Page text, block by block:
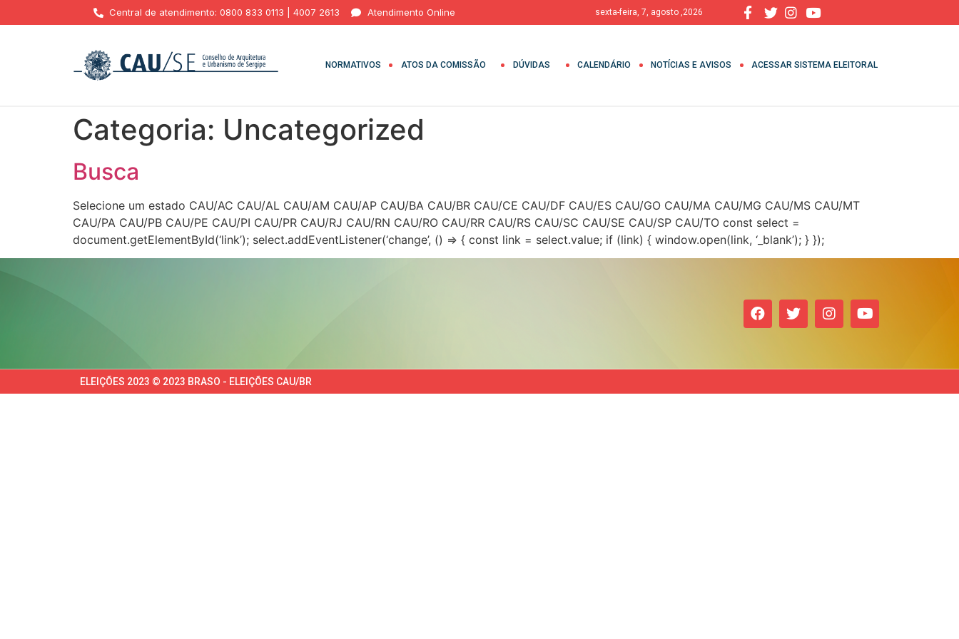
Central de atendimento: 0800 833 0113 | 4007 2613 Atendimento Online sexta-feira, 7, agosto ,2026
NORMATIVOS ATOS DA COMISSÃO DÚVIDAS CALENDÁRIO NOTÍCIAS E AVISOS ACESSAR SISTEMA ELEITORAL
Categoria: Uncategorized
Busca
Selecione um estado CAU/AC CAU/AL CAU/AM CAU/AP CAU/BA CAU/BR CAU/CE CAU/DF CAU/ES CAU/GO CAU/MA CAU/MG CAU/MS CAU/MT
CAU/PA CAU/PB CAU/PE CAU/PI CAU/PR CAU/RJ CAU/RN CAU/RO CAU/RR CAU/RS CAU/SC CAU/SE CAU/SP CAU/TO const select =
document.getElementById(‘link’); select.addEventListener(‘change’, () => { const link = select.value; if (link) { window.open(link, ‘_blank’); } });
ELEIÇÕES 2023 © 2023 BRASO - ELEIÇÕES CAU/BR